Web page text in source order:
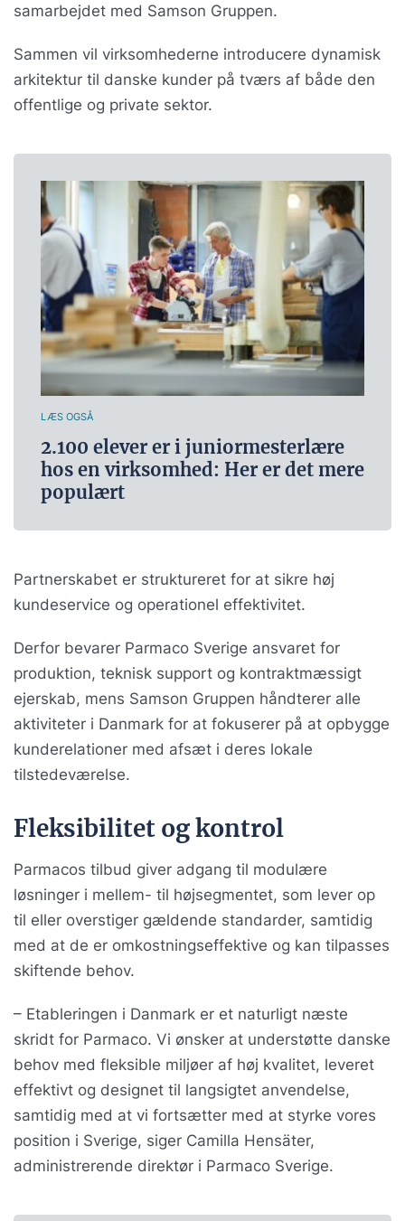
samarbejdet med Samson Gruppen.
Sammen vil virksomhederne introducere dynamisk
arkitektur til danske kunder på tværs af både den
offentlige og private sektor.
LÆS OGSÅ
2.100 elever er i juniormesterlære
hos en virksomhed: Her er det mere
populært
Partnerskabet er struktureret for at sikre høj
kundeservice og operationel effektivitet.
Derfor bevarer Parmaco Sverige ansvaret for
produktion, teknisk support og kontraktmæssigt
ejerskab, mens Samson Gruppen håndterer alle
aktiviteter i Danmark for at fokuserer på at opbygge
kunderelationer med afsæt i deres lokale
tilstedeværelse.
Fleksibilitet og kontrol
Parmacos tilbud giver adgang til modulære
løsninger i mellem- til højsegmentet, som lever op
til eller overstiger gældende standarder, samtidig
med at de er omkostningseffektive og kan tilpasses
skiftende behov.
– Etableringen i Danmark er et naturligt næste
skridt for Parmaco. Vi ønsker at understøtte danske
behov med fleksible miljøer af høj kvalitet, leveret
effektivt og designet til langsigtet anvendelse,
samtidig med at vi fortsætter med at styrke vores
position i Sverige, siger Camilla Hensäter,
administrerende direktør i Parmaco Sverige.